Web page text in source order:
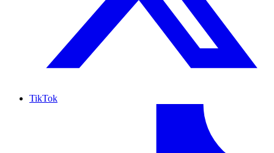
TikTok